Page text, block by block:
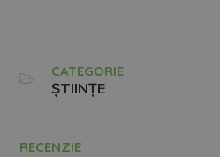
CATEGORIE
ȘTIINȚE
RECENZIE